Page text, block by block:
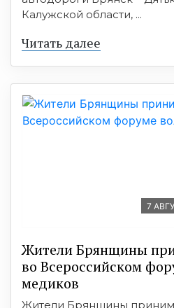
Калужской области, ...
Читать далее
7
Жители Брянщины
во Всероссийском
медиков
Жители Брянщины